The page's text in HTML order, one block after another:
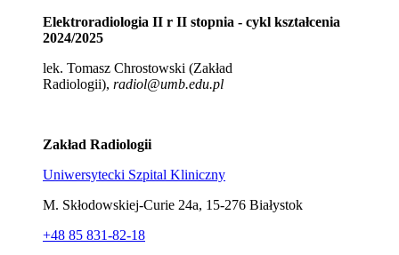
Elektroradiologia II r II stopnia - cykl kształcenia
2024/2025
lek. Tomasz Chrostowski (Zakład
Radiologii), radiol@umb.edu.pl
Zakład Radiologii
Uniwersytecki Szpital Kliniczny
M. Skłodowskiej-Curie 24a, 15-276 Białystok
+48 85 831-82-18